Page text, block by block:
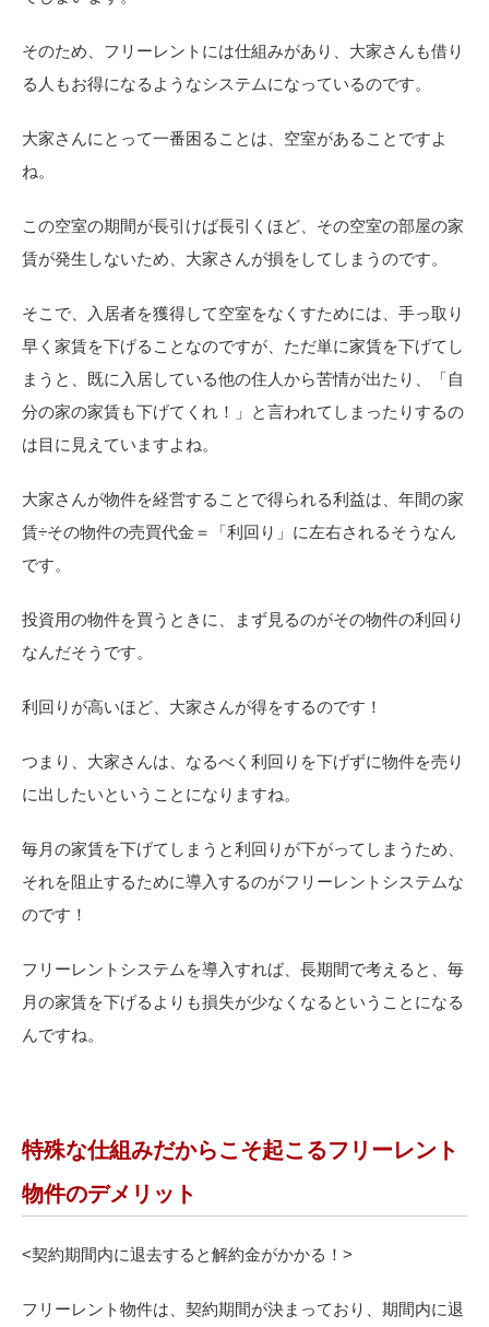
そのため、フリーレントには仕組みがあり、大家さんも借り
る人もお得になるようなシステムになっているのです。
大家さんにとって一番困ることは、空室があることですよ
ね。
この空室の期間が長引けば長引くほど、その空室の部屋の家
賃が発生しないため、大家さんが損をしてしまうのです。
そこで、入居者を獲得して空室をなくすためには、手っ取り
早く家賃を下げることなのですが、ただ単に家賃を下げてし
まうと、既に入居している他の住人から苦情が出たり、「自
分の家の家賃も下げてくれ！」と言われてしまったりするの
は目に見えていますよね。
大家さんが物件を経営することで得られる利益は、年間の家
賃÷その物件の売買代金＝「利回り」に左右されるそうなん
です。
投資用の物件を買うときに、まず見るのがその物件の利回り
なんだそうです。
利回りが高いほど、大家さんが得をするのです！
つまり、大家さんは、なるべく利回りを下げずに物件を売り
に出したいということになりますね。
毎月の家賃を下げてしまうと利回りが下がってしまうため、
それを阻止するために導入するのがフリーレントシステムな
のです！
フリーレントシステムを導入すれば、長期間で考えると、毎
月の家賃を下げるよりも損失が少なくなるということになる
んですね。
特殊な仕組みだからこそ起こるフリーレント
物件のデメリット
<契約期間内に退去すると解約金がかかる！>
フリーレント物件は、契約期間が決まっており、期間内に退